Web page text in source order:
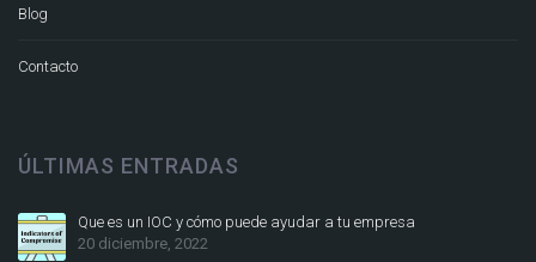
Blog
Contacto
ÚLTIMAS ENTRADAS
Que es un IOC y cómo puede ayudar a tu empresa
20 diciembre, 2022